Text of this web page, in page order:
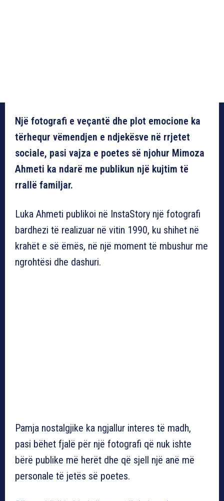
Një fotografi e veçantë dhe plot emocione ka
tërhequr vëmendjen e ndjekësve në rrjetet
sociale, pasi vajza e poetes së njohur Mimoza
Ahmeti ka ndarë me publikun një kujtim të
rrallë familjar.
Luka Ahmeti publikoi në InstaStory një fotografi
bardhezi të realizuar në vitin 1990, ku shihet në
krahët e së ëmës, në një moment të mbushur me
ngrohtësi dhe dashuri.
Pamja nostalgjike ka ngjallur interes të madh,
pasi bëhet fjalë për një fotografi që nuk ishte
bërë publike më herët dhe që sjell një anë më
personale të jetës së poetes.